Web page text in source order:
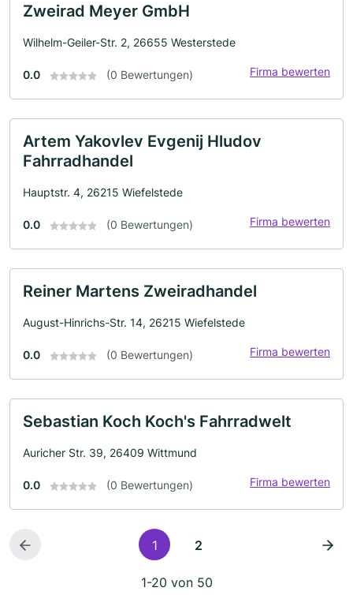
Zweirad Meyer GmbH
Wilhelm-Geiler-Str. 2, 26655 Westerstede
0.0 (0 Bewertungen) Firma bewerten
Artem Yakovlev Evgenij Hludov
Fahrradhandel
Hauptstr. 4, 26215 Wiefelstede
0.0 (0 Bewertungen) Firma bewerten
Reiner Martens Zweiradhandel
August-Hinrichs-Str. 14, 26215 Wiefelstede
0.0 (0 Bewertungen) Firma bewerten
Sebastian Koch Koch's Fahrradwelt
Auricher Str. 39, 26409 Wittmund
0.0 (0 Bewertungen) Firma bewerten
1 2
1-20 von 50